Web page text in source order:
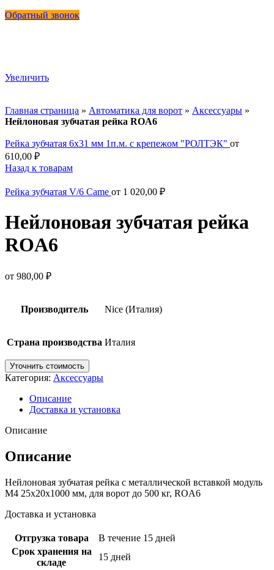
Обратный звонок
Увеличить
Главная страница » Автоматика для ворот » Аксессуары »
Нейлоновая зубчатая рейка ROA6
Рейка зубчатая 6х31 мм 1п.м. с крепежом "РОЛТЭК" от
610,00 ₽
Назад к товарам
Рейка зубчатая V/6 Came от 1 020,00 ₽
Нейлоновая зубчатая рейка
ROA6
от 980,00 ₽
Производитель Nice (Италия)
Страна производства Италия
Уточнить стоимость
Категория: Аксессуары
Описание
Доставка и установка
Описание
Описание
Нейлоновая зубчатая рейка с металлической вставкой модуль
M4 25х20х1000 мм, для ворот до 500 кг, ROA6
Доставка и установка
Отгрузка товара
В течение 15 дней
Срок хранения на
складе
15 дней